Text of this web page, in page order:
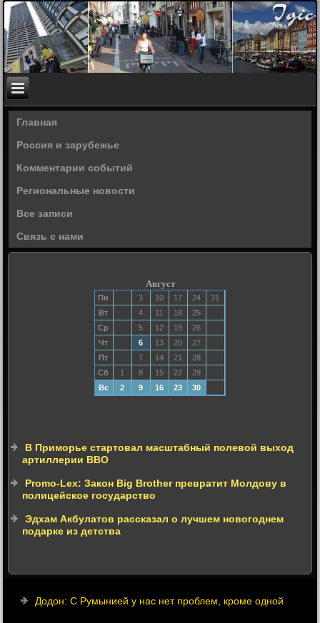
Главная
Россия и зарубежье
Комментарии событий
Региональные новости
Все записи
Связь с нами
Август
Пн 3 10 17 24
31
Вт
4 11 18
25
Ср
5 12 19
26
Чт
6 13 20
27
Пт
7 14 21
28
Сб
1 8 15 22
29
Вс
2 9 16 23 30
В Приморье стартовал масштабный полевой выход
артиллерии ВВО
Promo-Lex: Закон Big Brother превратит Молдову в
полицейское государство
Эдхам Акбулатов рассказал о лучшем новогоднем
подарке из детства
Додон: С Румынией у нас нет проблем, кроме одной